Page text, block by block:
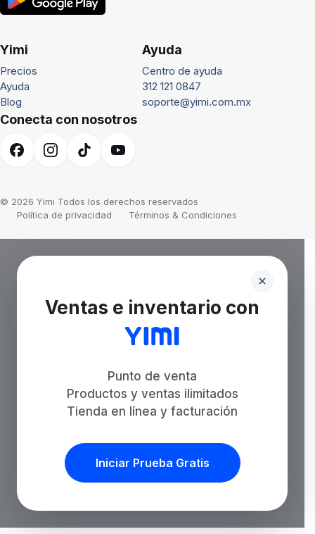
Yimi
Precios
Ayuda
Blog
Ayuda
Centro de ayuda
312 121 0847
soporte@yimi.com.mx
Conecta con nosotros
© 2026 Yimi Todos los derechos reservados
Política de privacidad
Términos & Condiciones
Ventas e inventario con
Punto de venta
Productos y ventas ilimitados
Tienda en línea y facturación
Iniciar Prueba Gratis